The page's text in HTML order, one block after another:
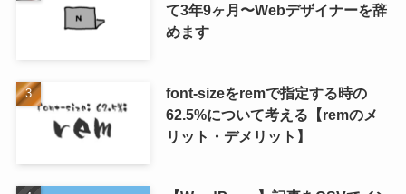
て3年9ヶ月〜Webデザイナーを辞
めます
font-sizeをremで指定する時の
62.5%について考える【remのメ
リット・デメリット】